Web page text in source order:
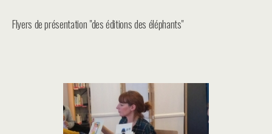
Flyers de présentation "des éditions des éléphants"